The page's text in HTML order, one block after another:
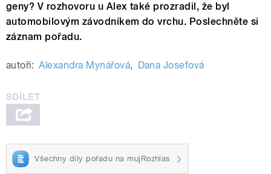
geny? V rozhovoru u Alex také prozradil, že byl
automobilovým závodníkem do vrchu. Poslechněte si
záznam pořadu.
autoři: Alexandra Mynářová, Dana Josefová
Všechny díly pořadu na mujRozhlas